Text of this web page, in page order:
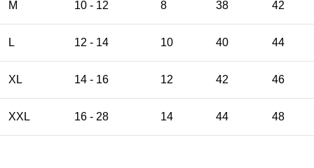
M 10 - 12 8 38 42
L 12 - 14 10 40 44
XL 14 - 16 12 42 46
XXL 16 - 28 14 44 48